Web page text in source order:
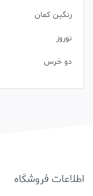
رنگین کمان
نوروز
دو خرس
اطلاعات فروشگاه